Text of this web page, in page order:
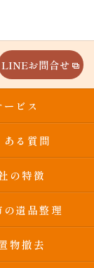
LINEお問合せ
ービス
ある質問
の特徴
の遺品整理
物撤去